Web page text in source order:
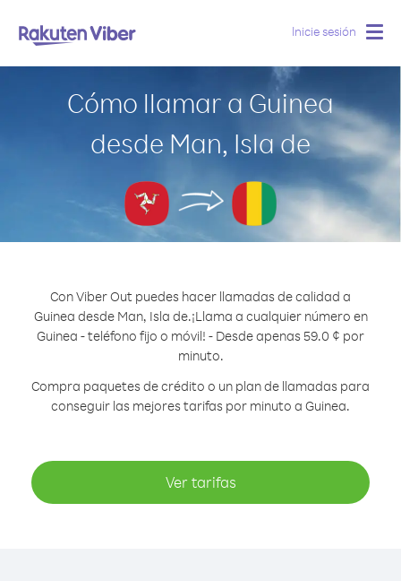
Inicie sesión
Cómo llamar a Guinea
desde Man, Isla de
Con Viber Out puedes hacer llamadas de calidad a
Guinea desde Man, Isla de.¡Llama a cualquier número en
Guinea - teléfono fijo o móvil! - Desde apenas 59.0 ¢ por
minuto.
Compra paquetes de crédito o un plan de llamadas para
conseguir las mejores tarifas por minuto a Guinea.
Ver tarifas